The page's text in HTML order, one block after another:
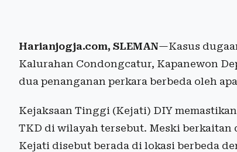
Harianjogja.com, SLEMAN—Kasus
Kalurahan Condongcatur, Kapanewon
dua penanganan perkara berbeda oleh
Kejaksaan Tinggi (Kejati) DIY
TKD di wilayah tersebut. Meski berkaitan
Kejati disebut berada di lokasi berbeda